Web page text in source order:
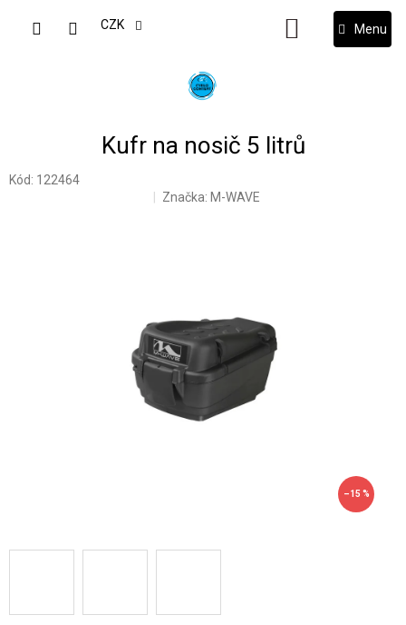
CZK
NÁKUPNÍ
KOŠÍK
Kufr na nosič 5 litrů
Kód: 122464
Značka: M-WAVE
–15 %